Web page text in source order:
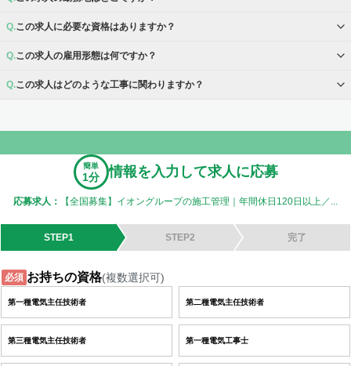
この求人に必要な資格はありますか？
この求人の雇用形態は何ですか？
この求人はどのような工事に関わりますか？
簡単
1分 情報を入力して求人に応募
応募求人： 【全国募集】イオングループの施工管理｜年間休日120日以上／...
STEP1 STEP2 完了
必須 お持ちの資格(複数選択可)
第一種電気主任技術者 第二種電気主任技術者
第三種電気主任技術者 第一種電気工事士